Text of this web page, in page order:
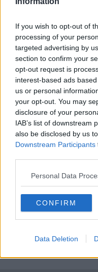
If you wish to opt-out of
processing of your
targeted advertising by
section to confirm your
opt-out request is
interest-based ads
us or personal
your opt-out. You may
disclosure of your
IAB’s list of downstream
also be disclosed by us
Downstream Participants
Personal Data
CONFIRM
Data Deletion
Detta är diskriminering rakt
gratis i SL trafiken.
Diskriminering på etniskt
man ej får diskriminera på.
En butiksägare får neka å
men inte för att du
Jag kommer se till att
oacceptabelt!
Citat:
Det finns sju
För att enkelt uttrycka
när någon missgynnats
diskriminering ska
kön
könsöverskridande
etnisk tillhörighet
religion eller annan
funktionsnedsättning